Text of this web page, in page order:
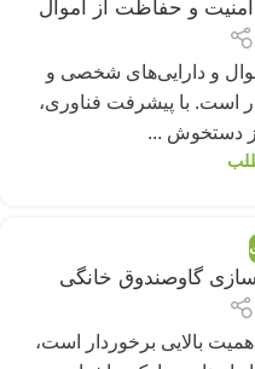
و حفاظت از اموال
و دارایی‌های شخصی و
است. با پیشرفت فناوری،
دستخوش ...
سازی گاوصندوق خانگی
بالایی برخوردار است،